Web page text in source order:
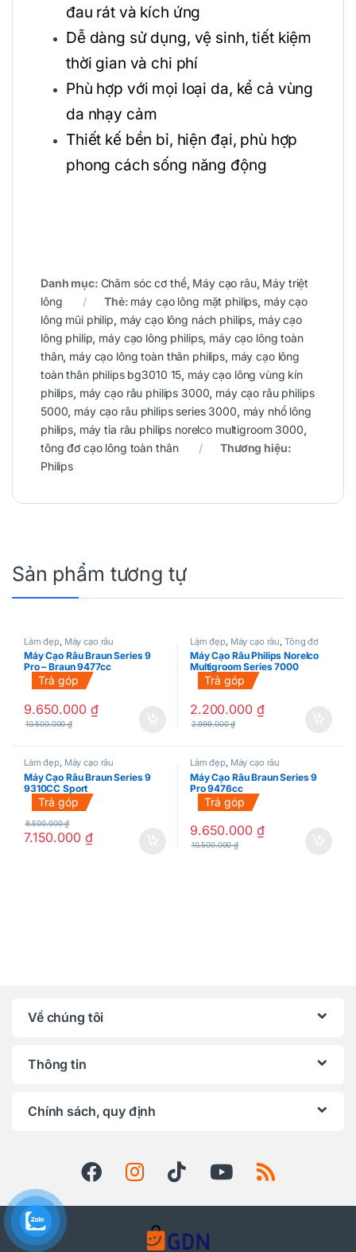
đau rát và kích ứng
Dễ dàng sử dụng, vệ sinh, tiết kiệm
thời gian và chi phí
Phù hợp với mọi loại da, kể cả vùng
da nhạy cảm
Thiết kế bền bỉ, hiện đại, phù hợp
phong cách sống năng động
Danh mục: Chăm sóc cơ thể, Máy cạo râu, Máy triệt
lông
Thẻ: máy cạo lông mặt philips, máy cạo
lông mũi philip, máy cạo lông nách philips, máy cạo
lông philip, máy cạo lông philips, máy cạo lông toàn
thân, máy cạo lông toàn thân philips, máy cạo lông
toàn thân philips bg3010 15, máy cạo lông vùng kín
philips, máy cạo râu philips 3000, máy cạo râu philips
5000, máy cạo râu philips series 3000, máy nhổ lông
philips, máy tỉa râu philips norelco multigroom 3000,
tông đơ cạo lông toàn thân
Thương hiệu:
Philips
Sản phẩm tương tự
Làm đẹp, Máy cạo râu
Máy Cạo Râu Braun Series 9
Pro – Braun 9477cc
Trả góp
9.650.000 ₫
10.500.000₫
Làm đẹp, Máy cạo râu, Tông đơ
cắt tóc
Máy Cạo Râu Philips Norelco
Multigroom Series 7000
Trả góp
2.200.000 ₫
2.999.000₫
Làm đẹp, Máy cạo râu
Máy Cạo Râu Braun Series 9
9310CC Sport
Trả góp
7.150.000 ₫
8.500.000₫
Làm đẹp, Máy cạo râu
Máy Cạo Râu Braun Series 9
Pro 9476cc
Trả góp
9.650.000 ₫
10.500.000₫
Về chúng tôi
Thông tin
Chính sách, quy định